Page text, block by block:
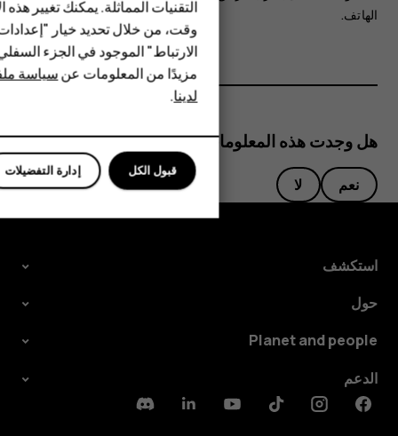
HMD DUB
HMD Watch
الهاتف.
هل وجدت هذه المعلومات مفيدة؟
نعم لا
استكشف
حول
Planet and people
الدعم
Facebook
Instagram
Tiktok
Youtube
Linkedin
Discord
التقنيات المماثلة. يمكنك تغيير
وقت، من خلال تحديد خيار
الارتباط" الموجود في الجزء
مزيدًا من المعلومات عنسياسة
لدينا.
إدارة التفضيلات قبول الكل